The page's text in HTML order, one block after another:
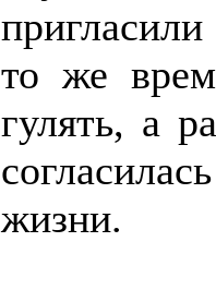
то же
гулять, а
жизни.